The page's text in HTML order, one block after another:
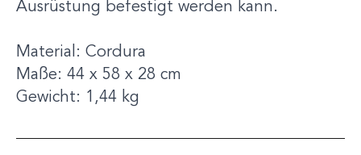
Ausrüstung befestigt werden kann.
Material: Cordura
Maße: 44 x 58 x 28 cm
Gewicht: 1,44 kg